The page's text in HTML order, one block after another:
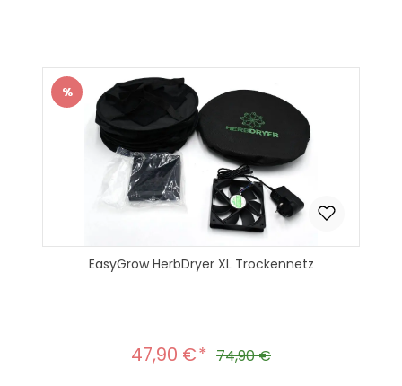
Rabatt
%
EasyGrow HerbDryer XL Trockennetz
Verkaufspreis:
47,90 € Regulärer Preis:
74,90 €